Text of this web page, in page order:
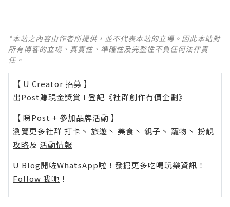
*本站之內容由作者所提供，並不代表本站的立場。因此本站對
所有博客的立場、真實性、準確性及完整性不負任何法律責
任。
【 U Creator 招募 】
出Post賺現金獎賞 l 登記《社群創作有價企劃》
【 睇Post + 參加品牌活動 】
瀏覽更多社群 打卡 丶 旅遊 丶 美食 丶 親子 丶 寵物 丶 扮靚
攻略及 活動情報
U Blog開咗WhatsApp啦！發掘更多吃喝玩樂資訊！
Follow 我哋 ！